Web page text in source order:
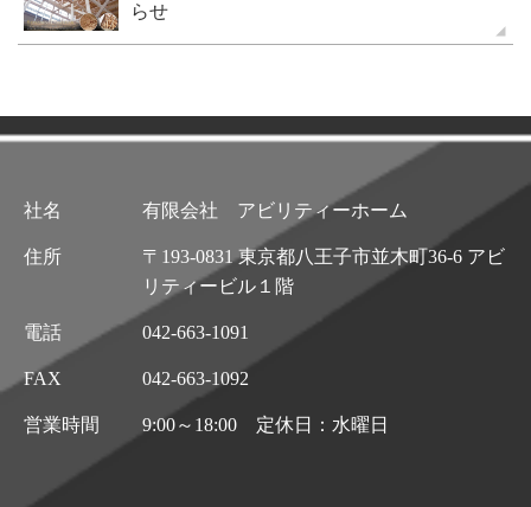
らせ
社名 有限会社 アビリティーホーム
住所
〒193-0831 東京都八王子市並木町36-6 アビ
リティービル１階
電話 042-663-1091
FAX 042-663-1092
営業時間 9:00～18:00 定休日：水曜日